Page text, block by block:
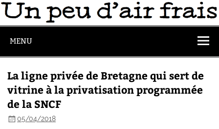
MENU
La ligne privée de Bretagne qui sert de
vitrine à la privatisation programmée
de la SNCF
05/04/2018